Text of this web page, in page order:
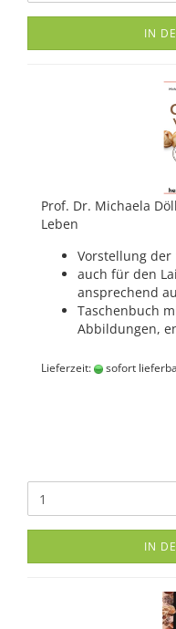
IN
Prof. Dr. Michaela
Leben
Vorstellung
auch für den
ansprechend
Taschenbuch
Abbildungen,
Lieferzeit: sofort
IN